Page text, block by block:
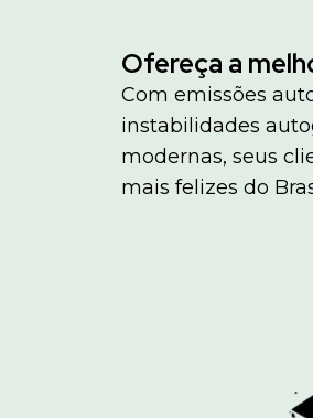
Ofereça a
Com emissões
instabilidades
modernas, seus
mais felizes do